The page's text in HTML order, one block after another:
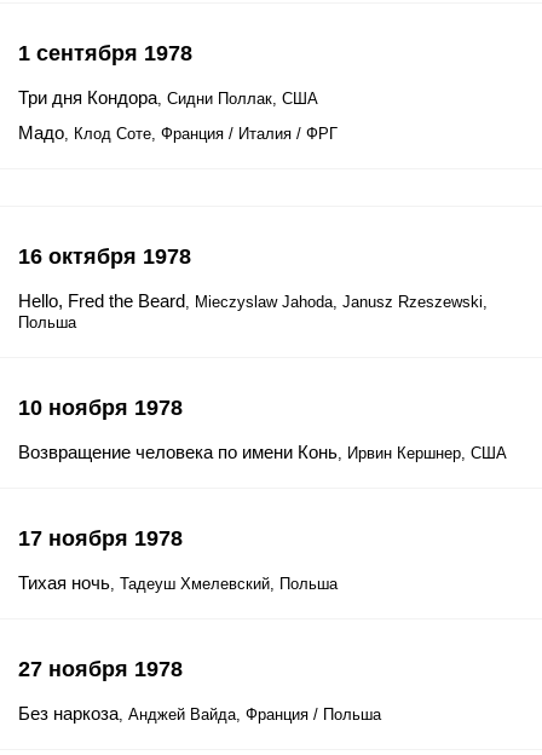
1 сентября 1978
Три дня Кондора, Сидни Поллак, США
Мадо, Клод Соте, Франция / Италия / ФРГ
16 октября 1978
Hello, Fred the Beard, Mieczyslaw Jahoda, Janusz Rzeszewski,
Польша
10 ноября 1978
Возвращение человека по имени Конь, Ирвин Кершнер, США
17 ноября 1978
Тихая ночь, Тадеуш Хмелевский, Польша
27 ноября 1978
Без наркоза, Анджей Вайда, Франция / Польша